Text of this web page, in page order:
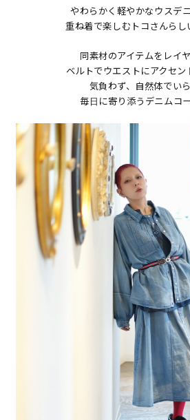
やわらかく軽やかなウスデ
重ね着で楽しむトコさんらし
同素材のアイテムをレイヤ
ベルトでウエストにアクセン
気負わず、自然体でいら
毎日に寄り添うデニムコー